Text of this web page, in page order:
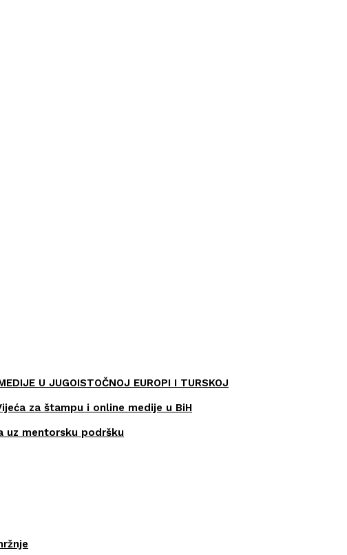
U JUGOISTOČNOJ EUROPI I TURSKOJ
za štampu i online medije u BiH
uz mentorsku podršku